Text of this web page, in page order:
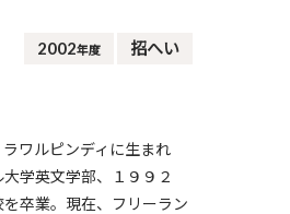
アートカフェ＆ショップ
アジア美術館の歩み
2002年度 招へい
ワルピンディに生まれ
学英文学部、１９９２
卒業。現在、フリーラン